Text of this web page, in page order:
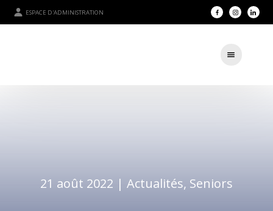
ESPACE D'ADMINISTRATION
21 août 2022 | Actualités, Seniors